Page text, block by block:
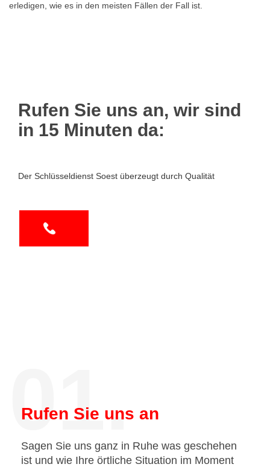
erledigen, wie es in den meisten Fällen der Fall ist.
Rufen Sie uns an, wir sind
in 15 Minuten da:
Der Schlüsseldienst Soest überzeugt durch Qualität
01.
Rufen Sie uns an
Sagen Sie uns ganz in Ruhe was geschehen
ist und wie Ihre örtliche Situation im Moment